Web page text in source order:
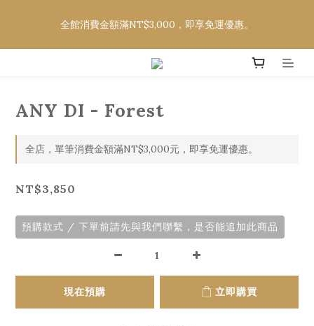
群平台詢問款式及價格
全館消費金額滿NT$3,000，即享免運優惠。
欲購買CELINE、DIOR、FENDI、LOEWE、MOSCOT，請至社
ANY DI - Forest
全店，單筆消費金額滿NT$3,000元，即享免運優惠。
NT$3,850
預購款式 / 下單前請先與我們聯繫，是否能追加此商品
現在預購 立即購買